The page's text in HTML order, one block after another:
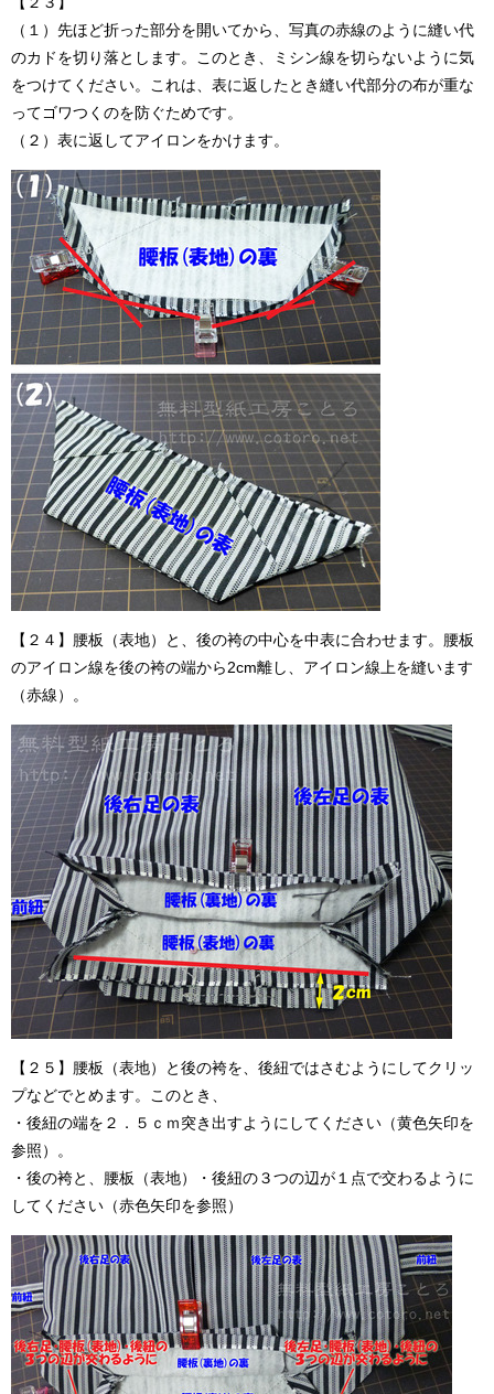
（１）先ほど折った部分を開いてから、写真の赤線のように縫い代
のカドを切り落とします。このとき、ミシン線を切らないように気
をつけてください。これは、表に返したとき縫い代部分の布が重な
ってゴワつくのを防ぐためです。
（２）表に返してアイロンをかけます。
【２４】腰板（表地）と、後の袴の中心を中表に合わせます。腰板
のアイロン線を後の袴の端から2cm離し、アイロン線上を縫います
（赤線）。
【２５】腰板（表地）と後の袴を、後紐ではさむようにしてクリッ
プなどでとめます。このとき、
・後紐の端を２．５ｃｍ突き出すようにしてください（黄色矢印を
参照）。
・後の袴と、腰板（表地）・後紐の３つの辺が１点で交わるように
してください（赤色矢印を参照）